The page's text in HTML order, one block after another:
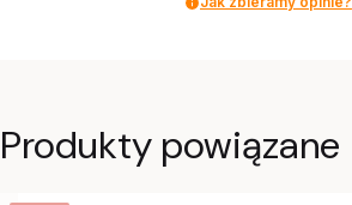
Produkty powiązane